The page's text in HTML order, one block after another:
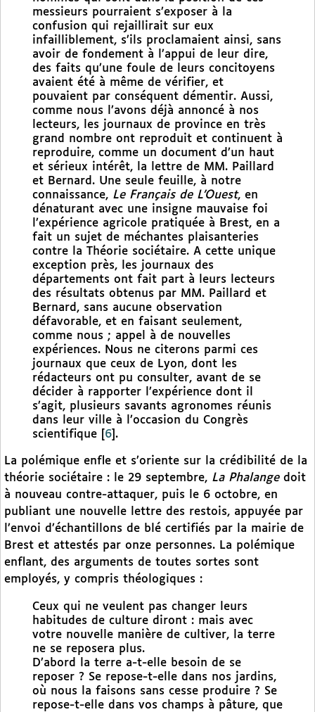
messieurs pourraient s’exposer à la
confusion qui rejaillirait sur eux
infailliblement, s’ils proclamaient ainsi, sans
avoir de fondement à l’appui de leur dire,
des faits qu’une foule de leurs concitoyens
avaient été à même de vérifier, et
pouvaient par conséquent démentir. Aussi,
comme nous l’avons déjà annoncé à nos
lecteurs, les journaux de province en très
grand nombre ont reproduit et continuent à
reproduire, comme un document d’un haut
et sérieux intérêt, la lettre de MM. Paillard
et Bernard. Une seule feuille, à notre
connaissance, Le Français de L’Ouest, en
dénaturant avec une insigne mauvaise foi
l’expérience agricole pratiquée à Brest, en a
fait un sujet de méchantes plaisanteries
contre la Théorie sociétaire. A cette unique
exception près, les journaux des
départements ont fait part à leurs lecteurs
des résultats obtenus par MM. Paillard et
Bernard, sans aucune observation
défavorable, et en faisant seulement,
comme nous ; appel à de nouvelles
expériences. Nous ne citerons parmi ces
journaux que ceux de Lyon, dont les
rédacteurs ont pu consulter, avant de se
décider à rapporter l’expérience dont il
s’agit, plusieurs savants agronomes réunis
dans leur ville à l’occasion du Congrès
scientifique
6 .
La polémique enfle et s’oriente sur la crédibilité de la
théorie sociétaire : le 29 septembre, La Phalangedoit
à nouveau contre-attaquer, puis le 6 octobre, en
publiant une nouvelle lettre des restois, appuyée par
l’envoi d’échantillons de blé certifiés par la mairie de
Brest et attestés par onze personnes. La polémique
enflant, des arguments de toutes sortes sont
employés, y compris théologiques :
Ceux qui ne veulent pas changer leurs
habitudes de culture diront : mais avec
votre nouvelle manière de cultiver, la terre
ne se reposera plus.
D’abord la terre a-t-elle besoin de se
reposer ? Se repose-t-elle dans nos jardins,
où nous la faisons sans cesse produire ? Se
repose-t-elle dans vos champs à pâture, que